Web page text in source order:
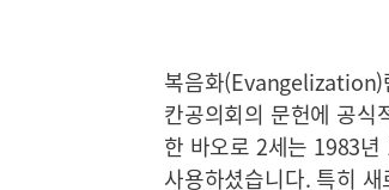
복음화(Evangelization)
칸공의회의 문헌에 공식
한 바오로 2세는 1983년
사용하셨습니다. 특히 새